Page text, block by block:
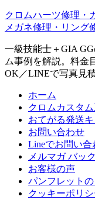
クロムハーツ修理・
メガネ修理・リング
一級技能士＋GIA
ム事例を解説。料金
OK／LINEで写真見
ホーム
クロムカスタ
おてがる発送キ
お問い合わせ
Lineでお問い合
メルマガ バッ
お客様の声
パンフレット
クッキーポリ